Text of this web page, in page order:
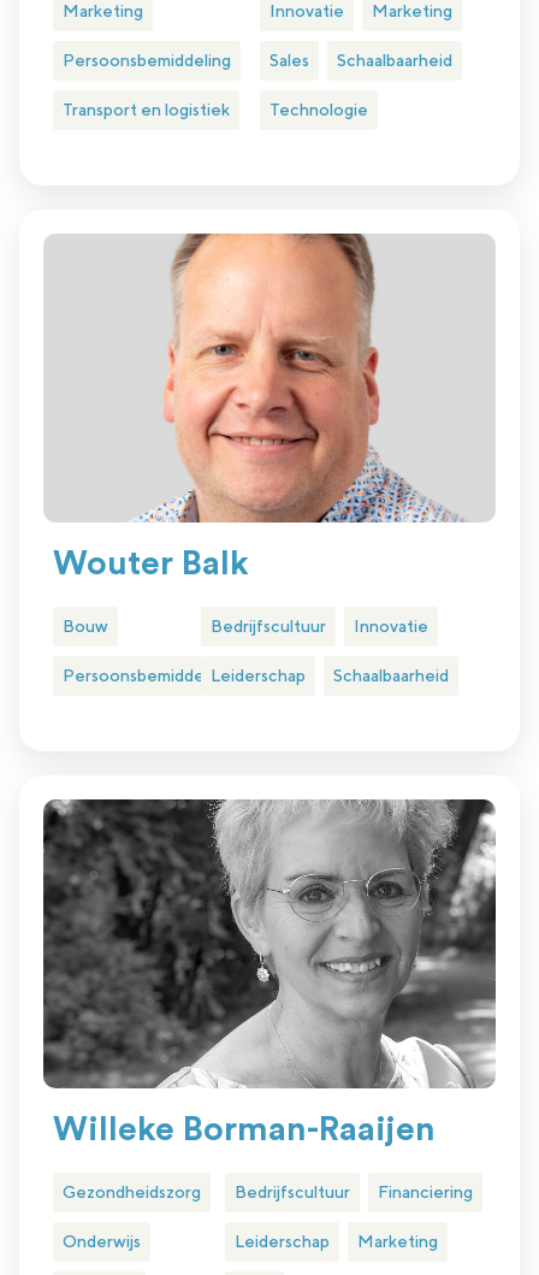
Marketing
Persoonsbemiddeling
Transport en logistiek
Innovatie Marketing
Sales Schaalbaarheid
Technologie
Wouter Balk
Bouw
Persoonsbemiddeling
Bedrijfscultuur Innovatie
Leiderschap Schaalbaarheid
Willeke Borman-Raaijen
Gezondheidszorg
Onderwijs
Bedrijfscultuur Financiering
Leiderschap Marketing